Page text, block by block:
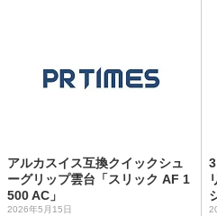
アルカスイス互換クイックシュ
ーグリップ雲台「スリック AF 1
500 AC」
2026年5月15日